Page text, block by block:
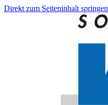
Direkt zum Seiteninhalt springen